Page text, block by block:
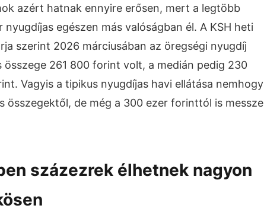
azért hatnak ennyire erősen, mert a legtöbb
nyugdíjas egészen más valóságban él. A KSH heti
szerint 2026 márciusában az öregségi nyugdíj
összege 261 800 forint volt, a medián pedig 230
Vagyis a tipikus nyugdíjas havi ellátása nemhogy
összegektől, de még a 300 ezer forinttól is messze
százezrek élhetnek nagyon